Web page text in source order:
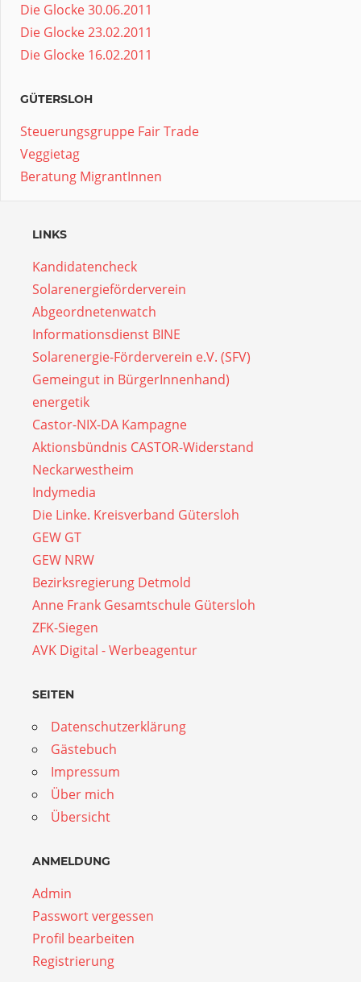
Die Glocke 30.06.2011
Die Glocke 23.02.2011
Die Glocke 16.02.2011
GÜTERSLOH
Steuerungsgruppe Fair Trade
Veggietag
Beratung MigrantInnen
LINKS
Kandidatencheck
Solarenergieförderverein
Abgeordnetenwatch
Informationsdienst BINE
Solarenergie-Förderverein e.V. (SFV)
Gemeingut in BürgerInnenhand)
energetik
Castor-NIX-DA Kampagne
Aktionsbündnis CASTOR-Widerstand
Neckarwestheim
Indymedia
Die Linke. Kreisverband Gütersloh
GEW GT
GEW NRW
Bezirksregierung Detmold
Anne Frank Gesamtschule Gütersloh
ZFK-Siegen
AVK Digital - Werbeagentur
SEITEN
Datenschutzerklärung
Gästebuch
Impressum
Über mich
Übersicht
ANMELDUNG
Admin
Passwort vergessen
Profil bearbeiten
Registrierung